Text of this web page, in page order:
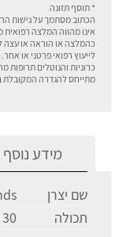
* תוסף תזונה
הכתוב מסתמך על גישות
אינו מהווה המלצה רפואית
כהמלצה או הוראה או עצה
לייעוץ רפואי פרטני או
כרוניות והנוטלים
מתייחס להגדרה המקובלת
מידע נוסף
שם יצרן
תכולה
30 גרם (330 ₪ ל-100 גרם)